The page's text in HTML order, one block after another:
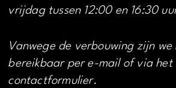
vrijdag tussen 12:00 en 16:30
Vanwege de verbouwing zijn
bereikbaar per e-mail of via het
contactformulier.